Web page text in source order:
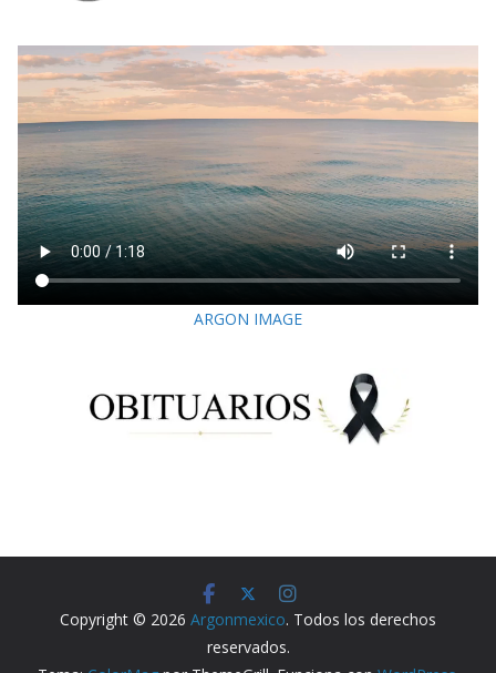
ARGON IMAGE
Copyright © 2026 Argonmexico. Todos los derechos
reservados.